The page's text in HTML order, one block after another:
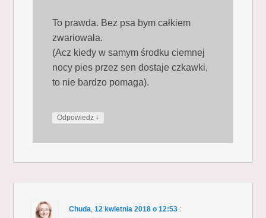
To prawda. Bez psa bym całkiem
zwariowała.
(Acz kiedy w samym środku ciemnej
nocy pies przez sen dostaje czkawki,
to nie bardzo pomaga).
Odpowiedz ↓
Chuda,12 kwietnia 2018 o 12:53 :